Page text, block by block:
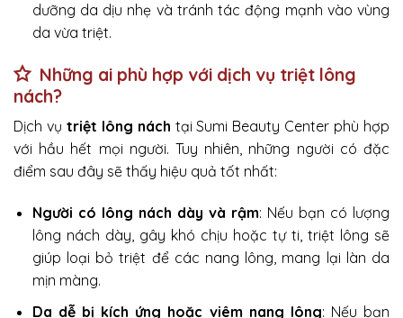
dưỡng da dịu nhẹ và tránh tác động mạnh vào vùng
da vừa triệt.
Những ai phù hợp với dịch vụ triệt lông
nách?
Dịch vụ triệt lông nách tại Sumi Beauty Center phù hợp
với hầu hết mọi người. Tuy nhiên, những người có đặc
điểm sau đây sẽ thấy hiệu quả tốt nhất:
Người có lông nách dày và rậm: Nếu bạn có lượng
lông nách dày, gây khó chịu hoặc tự ti, triệt lông sẽ
giúp loại bỏ triệt để các nang lông, mang lại làn da
mịn màng.
Da dễ bị kích ứng hoặc viêm nang lông: Nếu bạn